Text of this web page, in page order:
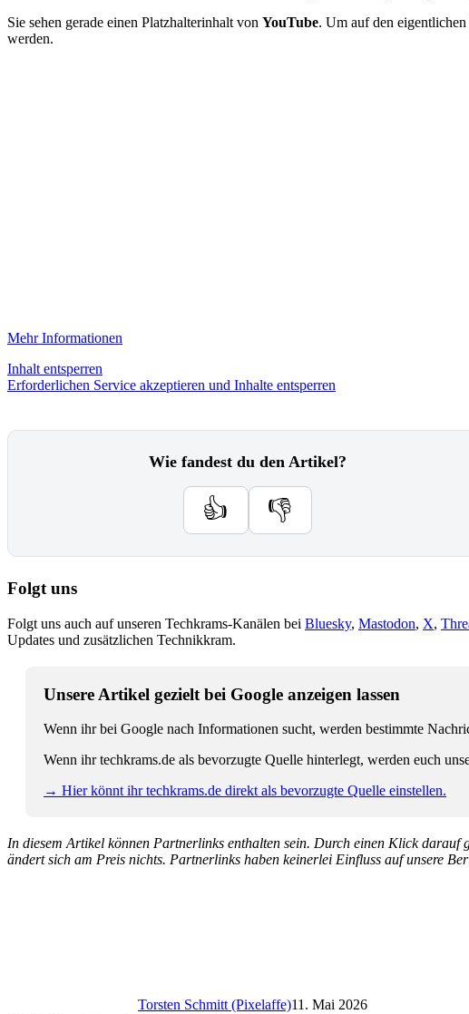
Sie sehen gerade einen Platzhalterinhalt von YouTube. Um auf den
werden.
Mehr Informationen
Inhalt entsperren
Erforderlichen Service akzeptieren und Inhalte entsperren
Wie fandest du den Artikel?
👍 👎
Folgt uns
Folgt uns auch auf unseren Techkrams-Kanälen bei Bluesky, Mastodon, X,
Updates und zusätzlichen Technikkram.
Unsere Artikel gezielt bei Google anzeigen lassen
Wenn ihr bei Google nach Informationen sucht, werden bestimmte
Wenn ihr techkrams.de als bevorzugte Quelle hinterlegt, werden euch
→ Hier könnt ihr techkrams.de direkt als bevorzugte Quelle einstellen.
In diesem Artikel können Partnerlinks enthalten sein. Durch einen Klick
ändert sich am Preis nichts. Partnerlinks haben keinerlei Einfluss auf unsere
Torsten Schmitt (Pixelaffe)11. Mai 2026